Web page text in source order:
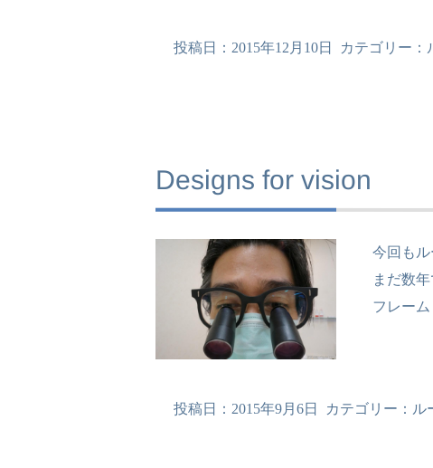
投稿日： 2015年12月10日 カテゴリー：
Designs for vision
今回も
まだ数
フレー
投稿日： 2015年9月6日 カテゴリー： ル